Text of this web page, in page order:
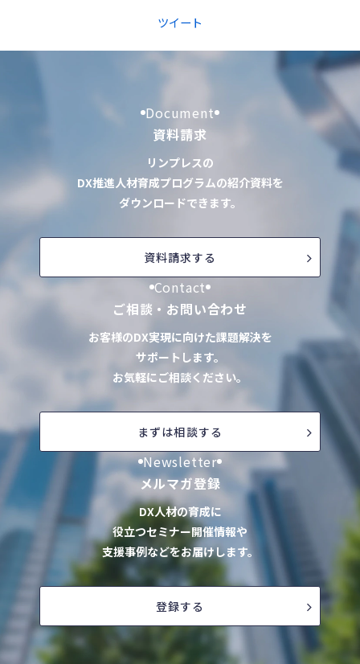
ツイート
Document
資料請求
リンプレスの
DX推進人材育成プログラムの紹介資料を
ダウンロードできます。
資料請求する
Contact
ご相談・お問い合わせ
お客様のDX実現に向けた課題解決を
サポートします。
お気軽にご相談ください。
まずは相談する
Newsletter
メルマガ登録
DX人材の育成に
役立つセミナー開催情報や
支援事例などをお届けします。
登録する